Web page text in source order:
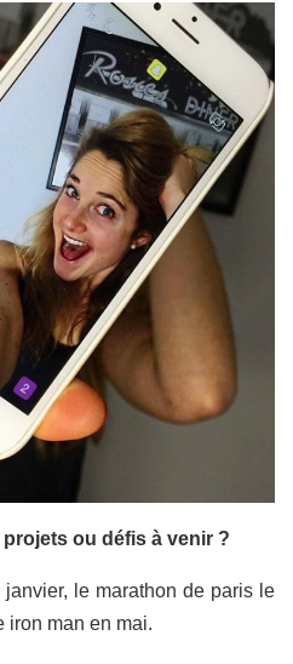
ou défis à venir ?
le marathon de paris le
iron man en mai.